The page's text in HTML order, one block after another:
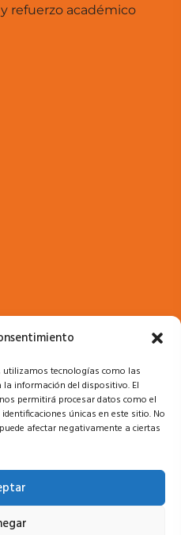
utilizamos tecnologías como las
información del dispositivo. El
permitirá procesar datos como el
únicas en este sitio. No
afectar negativamente a ciertas
refuerzo académico